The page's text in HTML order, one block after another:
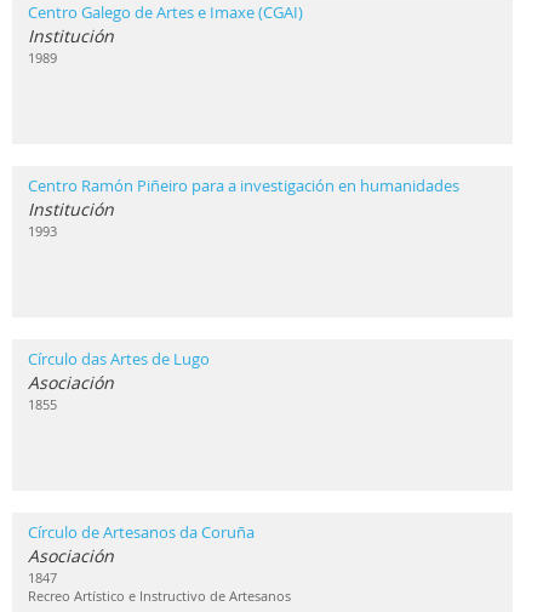
Centro Galego de Artes e Imaxe (CGAI)
Institución
1989
Centro Ramón Piñeiro para a investigación en humanidades
Institución
1993
Círculo das Artes de Lugo
Asociación
1855
Círculo de Artesanos da Coruña
Asociación
1847
Recreo Artístico e Instructivo de Artesanos